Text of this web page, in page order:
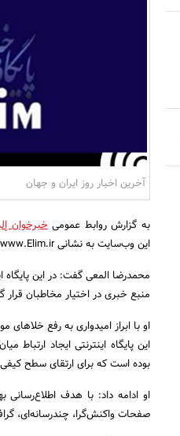
آخرین اخبار روز ایران و جهان
به گزارش روابط عمومیخبرخوان
این وب‌سایت به نشانی www.Elim.ir در حوزه اخبار و اطلاع‌رسانی خبر داد.
منبع خبری در اختیار مخاطبان
او با ابراز امیدواری به رفع
این پایگاه اینترنتی ایجاد
بوده است که برای ارتقای سطح
او ادامه داد: با هدف اطلاع‌رسانی
صفحات واکنش‌گرا، چندرسانه‌ای،